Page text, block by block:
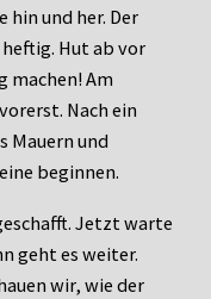
hin und her. Der
Hut ab vor
machen! Am
Nach ein
Mauern und
beginnen.
Jetzt warte
geht es weiter.
wir, wie der